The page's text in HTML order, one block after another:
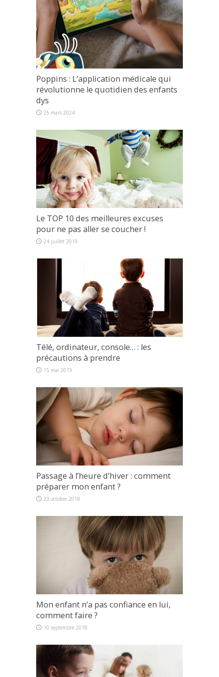
Poppins : L’application médicale qui
révolutionne le quotidien des enfants
dys
25 mars 2024
Le TOP 10 des meilleures excuses
pour ne pas aller se coucher !
24 juillet 2019
Télé, ordinateur, console… : les
précautions à prendre
15 mai 2019
Passage à l’heure d’hiver : comment
préparer mon enfant ?
23 octobre 2018
Mon enfant n’a pas confiance en lui,
comment faire ?
10 septembre 2018